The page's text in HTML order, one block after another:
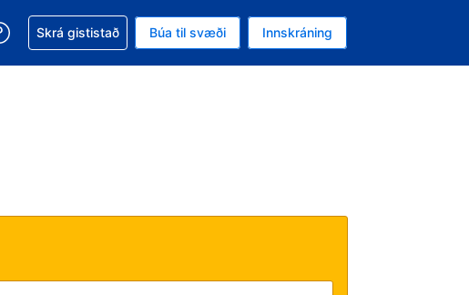
augnablikinu er gjaldmiðillinn Bandaríkjadalur
tungumál. Í augnablikinu er tungumál þitt Íslensku
Fá aðstoð við bókunina
Skrá gististað Búa til svæði Innskráning